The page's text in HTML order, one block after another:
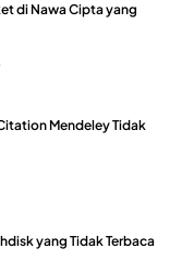
di Nawa Cipta yang
Mendeley Tidak
yang Tidak Terbaca